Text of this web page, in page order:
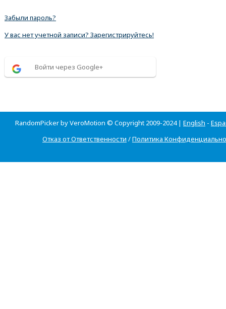
Забыли пароль?
У вас нет учетной записи? Зарегистрируйтесь!
Войти через Google+
RandomPicker by VeroMotion © Copyright 2009-2024 | English -
Отказ от Ответственности /Политика